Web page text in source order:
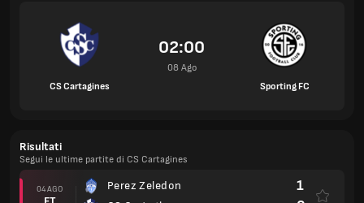
CS Cartagines
02:00
08 Ago
Sporting FC
Risultati
Segui le ultime partite di CS Cartagines
04 AGO
Perez Zeledon
1